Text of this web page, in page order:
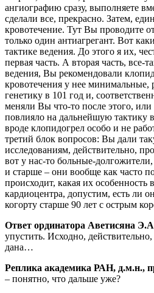
ангиографию сразу, выполняете
сделали все, прекрасно. Затем,
кровотечение. Тут Вы проводите
только один антиагрегант. Вот
тактике ведения. До этого я их,
первая часть. А вторая часть, все-
ведения, Вы рекомендовали
кровотечения у нее минимальные,
генетику в 101 год и,
меняли Вы что-то после этого,
повлияло на дальнейшую тактику
вроде клопидогрел особо и не
третий блок вопросов: Вы дали
исследованиям, действительно,
вот у нас-то больные-долгожители,
и старше – они вообще как часто
происходит, какая их особенность
кардиоцентра, допустим, есть ли
когорту старше 90 лет с острым
Ответ ординатора Аветисяна
упустить. Исходно,
дана…
Реплика академика РАН, д.м.н.,
– понятно, что дальше уже?